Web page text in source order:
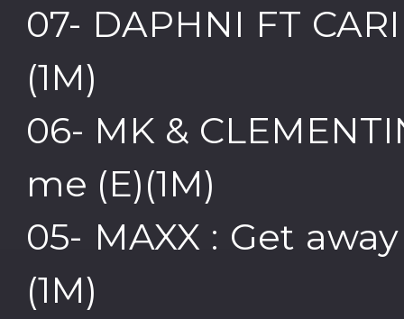
07- DAPHNI FT
(1M)
06- MK &
me (E)(1M)
05- MAXX : Get
(1M)